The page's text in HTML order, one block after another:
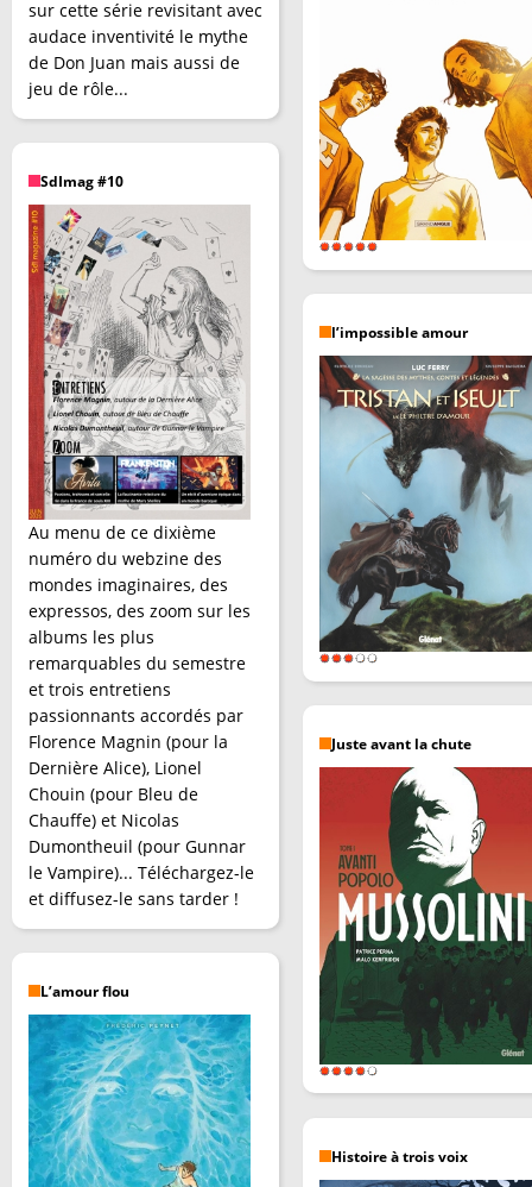
sur cette série revisitant avec
audace inventivité le mythe
de Don Juan mais aussi de
jeu de rôle...
SdImag #10
Au menu de ce dixième
numéro du webzine des
mondes imaginaires, des
expressos, des zoom sur les
albums les plus
remarquables du semestre
et trois entretiens
passionnants accordés par
Florence Magnin (pour la
Dernière Alice), Lionel
Chouin (pour Bleu de
Chauffe) et Nicolas
Dumontheuil (pour Gunnar
le Vampire)... Téléchargez-le
et diffusez-le sans tarder !
L’amour flou
l’impossible amour
Juste avant la chute
Histoire à trois voix